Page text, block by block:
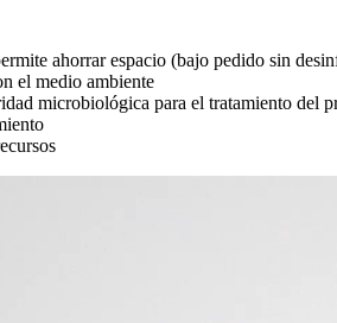
ahorrar espacio (bajo pedido sin
el medio ambiente
microbiológica para el tratamiento del